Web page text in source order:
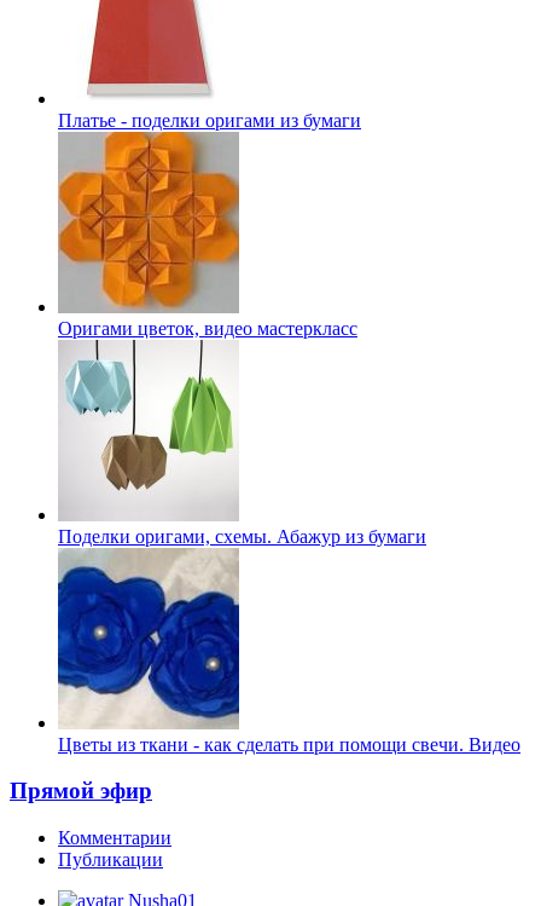
Платье - поделки оригами из бумаги
Оригами цветок, видео мастеркласс
Поделки оригами, схемы. Абажур из бумаги
Цветы из ткани - как сделать при помощи свечи. Видео
Прямой эфир
Комментарии
Публикации
Nusha01